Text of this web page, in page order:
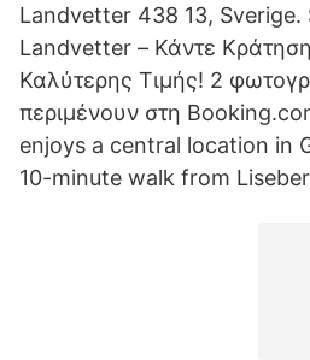
Landvetter 438 13,
Landvetter – Κάντε
Καλύτερης Τιμής! 2
περιμένουν στη
enjoys a central location in
10-minute walk from